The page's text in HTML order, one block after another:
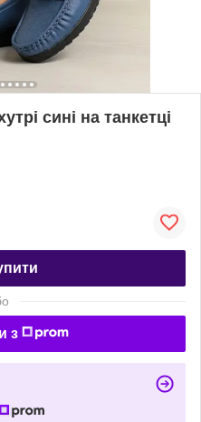
сині на танкетці
з